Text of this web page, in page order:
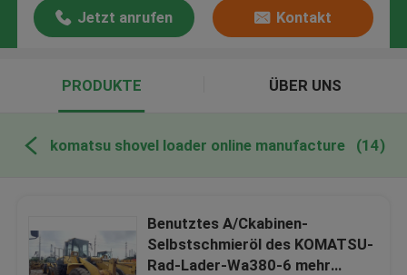
Jetzt anrufen Kontakt
PRODUKTE ÜBER UNS
komatsu shovel loader online manufacture (14)
Benutztes A/Ckabinen-
Selbstschmieröl des KOMATSU-
Rad-Lader-Wa380-6 mehr